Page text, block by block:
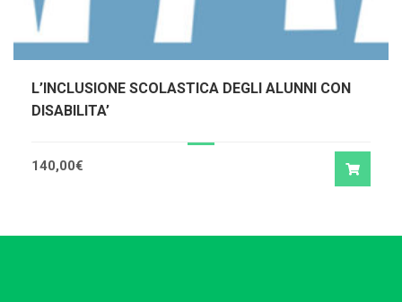
L’INCLUSIONE SCOLASTICA DEGLI ALUNNI CON
DISABILITA’
140,00€